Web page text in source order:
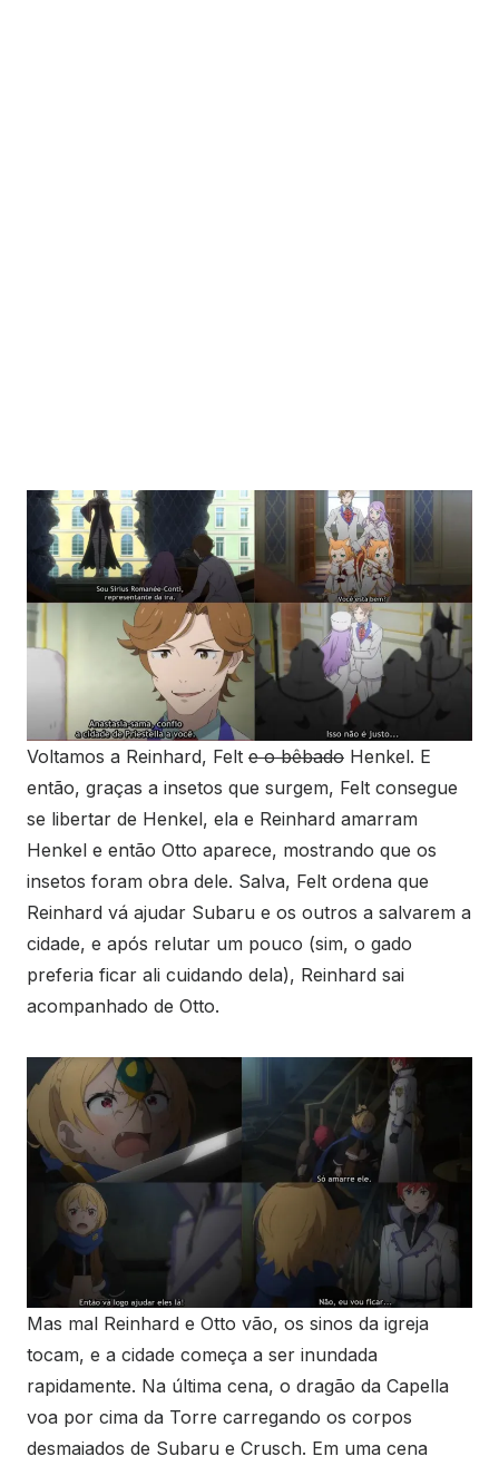
Voltamos a Reinhard, Felt e o bêbado Henkel. E
então, graças a insetos que surgem, Felt consegue
se libertar de Henkel, ela e Reinhard amarram
Henkel e então Otto aparece, mostrando que os
insetos foram obra dele. Salva, Felt ordena que
Reinhard vá ajudar Subaru e os outros a salvarem a
cidade, e após relutar um pouco (sim, o gado
preferia ficar ali cuidando dela), Reinhard sai
acompanhado de Otto.
Mas mal Reinhard e Otto vão, os sinos da igreja
tocam, e a cidade começa a ser inundada
rapidamente. Na última cena, o dragão da Capella
voa por cima da Torre carregando os corpos
desmaiados de Subaru e Crusch. Em uma cena